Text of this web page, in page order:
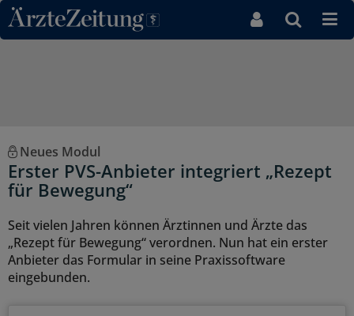
Direkt zum Inhaltsbereich
Neues Modul
Erster PVS-Anbieter integriert „Rezept
für Bewegung“
Seit vielen Jahren können Ärztinnen und Ärzte das
„Rezept für Bewegung“ verordnen. Nun hat ein erster
Anbieter das Formular in seine Praxissoftware
eingebunden.